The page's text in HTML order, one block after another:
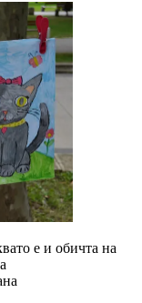
е и обичта на